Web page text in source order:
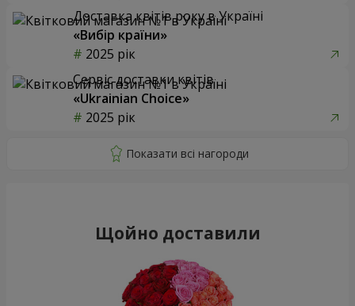
Доставка квітів року в Україні
«Вибір країни»
2025 рік
Сервіс доставки квітів
«Ukrainian Choice»
2025 рік
Щойно доставили